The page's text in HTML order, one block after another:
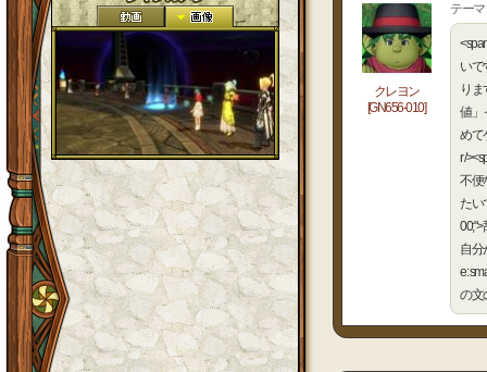
クレヨン
[GN656-010]
テー
いで
りま
値」
めて
r /
不便
たい
自分
e:
の文